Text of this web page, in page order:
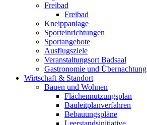
Freibad
Freibad
Kneippanlage
Sporteinrichtungen
Sportangebote
Ausflugsziele
Veranstaltungsort Badsaal
Gastronomie und Übernachtung
Wirtschaft & Standort
Bauen und Wohnen
Flächennutzungsplan
Bauleitplanverfahren
Bebauungspläne
Leerstandsinitiative